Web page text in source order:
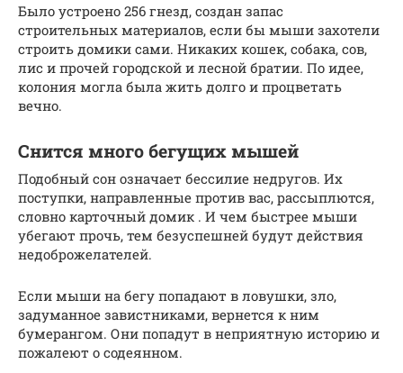
Было устроено 256 гнезд, создан запас
строительных материалов, если бы мыши захотели
строить домики сами. Никаких кошек, собака, сов,
лис и прочей городской и лесной братии. По идее,
колония могла была жить долго и процветать
вечно.
Снится много бегущих мышей
Подобный сон означает бессилие недругов. Их
поступки, направленные против вас, рассыплются,
словно карточный домик . И чем быстрее мыши
убегают прочь, тем безуспешней будут действия
недоброжелателей.
Если мыши на бегу попадают в ловушки, зло,
задуманное завистниками, вернется к ним
бумерангом. Они попадут в неприятную историю и
пожалеют о содеянном.